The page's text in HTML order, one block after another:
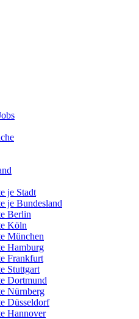
je Stadt
je Bundesland
Berlin
Köln
München
Hamburg
Frankfurt
Stuttgart
Dortmund
Nürnberg
Düsseldorf
Hannover